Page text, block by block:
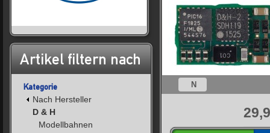
Artikel filtern nach
Kategorie
Nach Hersteller
D & H
Modellbahnen
N